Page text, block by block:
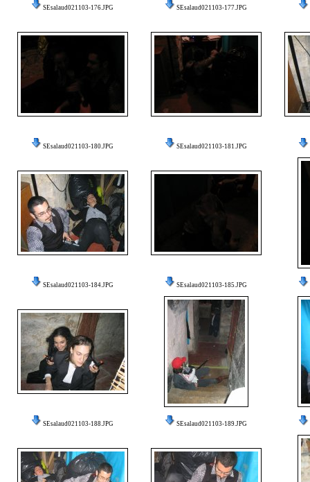
SEsalaud021103-176.JPG SEsalaud021103-177.JPG
SEsalaud021103-180.JPG SEsalaud021103-181.JPG
SEsalaud021103-184.JPG SEsalaud021103-185.JPG
SEsalaud021103-188.JPG SEsalaud021103-189.JPG